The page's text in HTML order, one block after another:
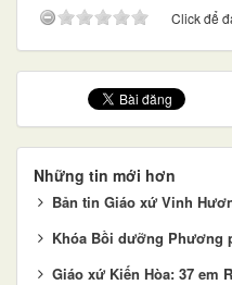
Click để
Những tin mới hơn
Bản tin Giáo xứ Vinh
Khóa Bồi dưỡng Phương
Giáo xứ Kiến Hòa: 37 em